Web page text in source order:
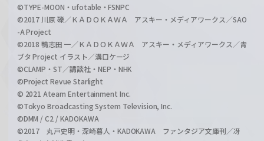
©TYPE-MOON・ufotable・FSNPC
©2017 川原 礫／ＫＡＤＯＫＡＷＡ アスキー・メディアワークス／SAO
-A Project
©2018 鴨志田 一／ＫＡＤＯＫＡＷＡ アスキー・メディアワークス／青
ブタ Project イラスト／溝口ケージ
©CLAMP・ST／講談社・NEP・NHK
©Project Revue Starlight
© 2021 Ateam Entertainment Inc.
©Tokyo Broadcasting System Television, Inc.
©DMM / C2 / KADOKAWA
©2017 丸戸史明・深崎暮人・KADOKAWA ファンタジア文庫刊／冴